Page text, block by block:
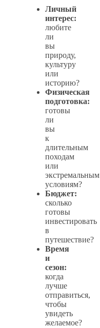
Личный
интерес:
любите
ли
вы
природу,
культуру
или
историю?
Физическая
подготовка:
готовы
ли
вы
к
длительным
походам
или
экстремальным
условиям?
Бюджет:
сколько
готовы
инвестировать
в
путешествие?
Время
и
сезон:
когда
лучше
отправиться,
чтобы
увидеть
желаемое?